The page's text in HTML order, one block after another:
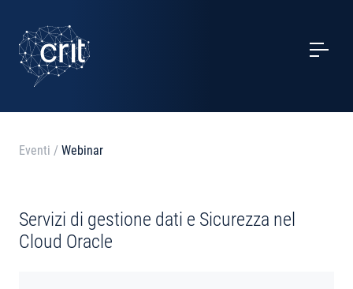
SERVIZI
CASI STUDIO
NOTIZIE
Eventi / Webinar
Servizi di gestione dati e Sicurezza nel
Cloud Oracle